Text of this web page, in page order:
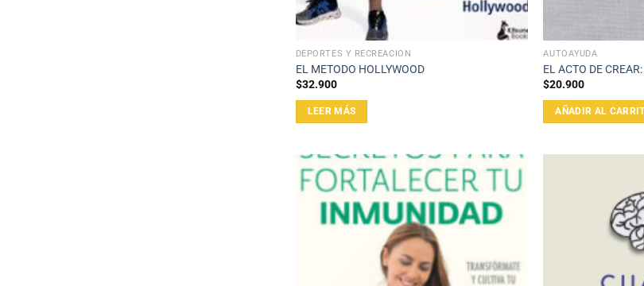
DEPORTES Y RECREACIÓN
EL METODO HOLLYWOOD
$32.900
LEER MÁS
AUTOAYUDA
EL ACTO DE
$20.900
AÑADIR AL